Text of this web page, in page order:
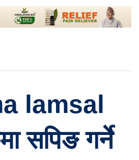
lamsal
सपिङ गर्ने